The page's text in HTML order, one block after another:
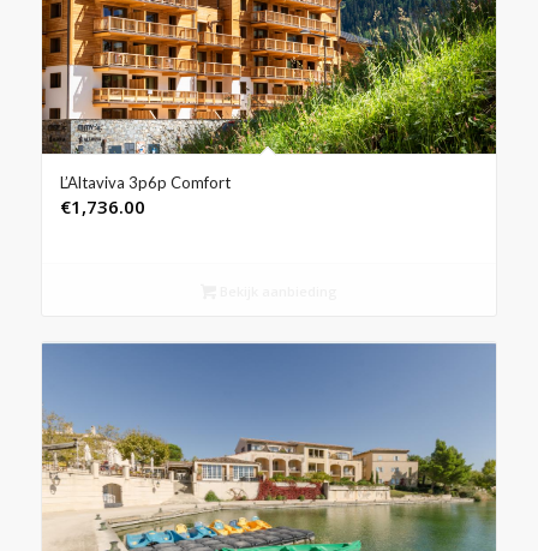
L’Altaviva 3p6p Comfort
€1,736.00